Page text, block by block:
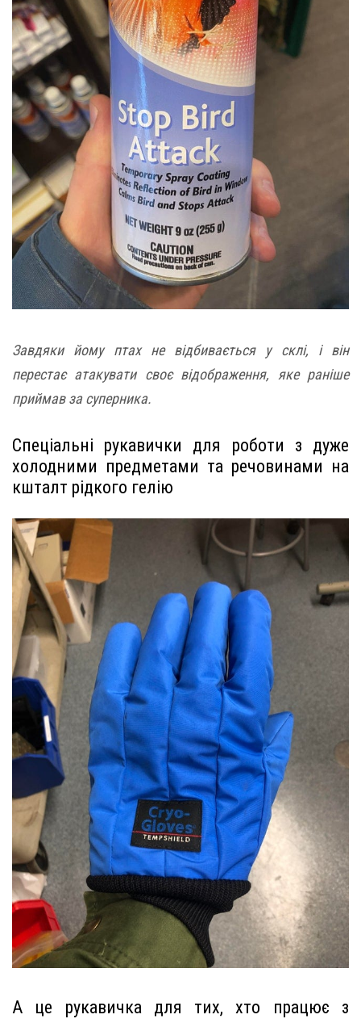
Завдяки йому птах не відбивається у склі, і він
перестає атакувати своє відображення, яке раніше
приймав за суперника.
Спеціальні рукавички для роботи з дуже
холодними предметами та речовинами на
кшталт рідкого гелію
А це рукавичка для тих, хто працює з